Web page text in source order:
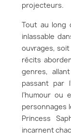
projecteurs.
Tout au long
inlassable
ouvrages, soit
récits
genres,
passant par
l’humour ou
personnages
Princess
incarnent